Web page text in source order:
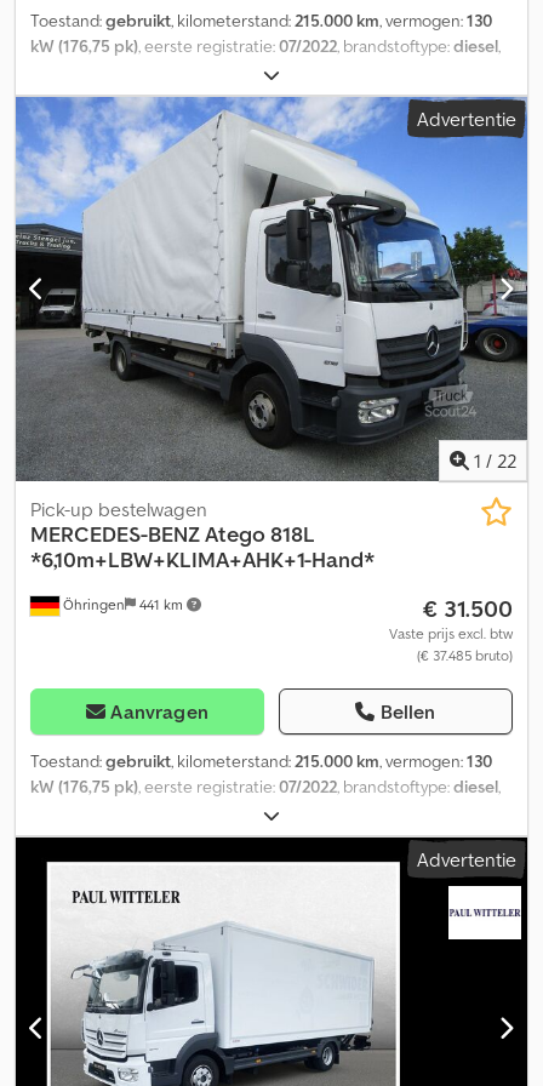
Toestand:gebruikt, kilometerstand:215.000 km, vermogen:130
kW (176,75 pk), eerste registratie:07/2022, brandstoftype:diesel,
, volgende keuring (TÜV):
wit, soort overbrenging:automatisch, emissieklasse:Euro 6,
laadruimte lengte:6.100 mm, laadruimtebreedte: 2.490 mm,
laadruimtehoogte:2.600 mm , Uitrusting:ABS, airconditioning,
centrale vergrendeling, laadklep, roetfilter, Atego 818 L.
BlueTec6. Nieuwe opbouw, aluminium borden met zeil + laadklep
Bär 1.000 kg. Afmetingen: 6,10 x 2,49 x 2,60 m. Wielbasis 4,20 m.
AIRCONDITIONING, rijstrookassistent, radio, AdBlue, dakluik,
luchtgeveerde achteras, spoiler, sjorogen, hoge voorwand,
cruisecontrol, elektrische spiegels, armleuningen, trekhaak met
lucht- en stroomaansluiting, centrale vergrendeling,
startonderbreker, multifunctioneel stuurwiel, motorrem.
=====Duitse registratie + 1e eigenaar + neutrale kleur (wit)
===== Codpfxozr S D Ne Ac Ujrf =====Laatste onderhoudsbeurt
bij 206.900 km ===== ====Dagelijkse inkoop van
bedrijfsvoertuigen, inruil mogelijk==== . Prijs: 31.500,- EURO,
exclusief BTW.
Advertentie
1 / 22
Öhringen 441 km
Pick-up bestelwagen
MERCEDES-BENZAtego 818L
*6,10m+LBW+KLIMA+AHK+1-Hand*
€ 31.500
Vaste prijs excl. btw
(€ 37.485 bruto)
Aanvragen Bellen
Toestand:gebruikt, kilometerstand:215.000 km, vermogen:130
kW (176,75 pk), eerste registratie:07/2022, brandstoftype:diesel,
, volgende keuring (TÜV):
wit, soort overbrenging:automatisch, emissieklasse:Euro 6,
laadruimte lengte:6.100 mm, laadruimtebreedte:2.490 mm,
laadruimtehoogte:2.600 mm
ABS, airconditioning,
BlueTec6. Nieuwe opbouw, aluminium borden met zeil + laadklep
Bär 1.000 kg. Afmetingen: 6,10 x 2,49 x 2,60 m. Wielbasis 4,20 m.
AIRCO, rijstrookassistent, radio, AdBlue, dakluik, luchtvering
achter, spoiler, sjorogen, hoge voorwand, cruisecontrol,
elektrische spiegels, armleuningen, trekhaak met lucht- en
stroomaansluiting, centrale vergrendeling, startonderbreker,
Advertentie